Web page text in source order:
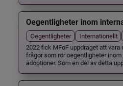
Oegentligheter inom
Oegentligheter Internationellt
2022 fick MFoF uppdraget att
frågor som rör oegentligheter
adoptioner. Som en del av detta